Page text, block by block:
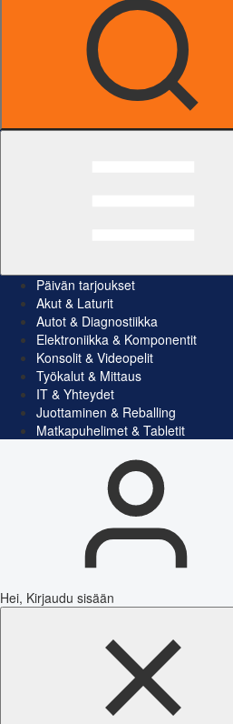
Päivän tarjoukset
Akut & Laturit
Autot & Diagnostiikka
Elektroniikka & Komponentit
Konsolit & Videopelit
Työkalut & Mittaus
IT & Yhteydet
Juottaminen & Reballing
Matkapuhelimet & Tabletit
Hei, Kirjaudu sisään